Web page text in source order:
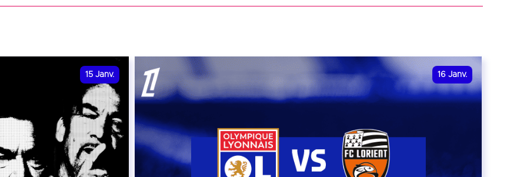
15 Janv. 16 Janv.